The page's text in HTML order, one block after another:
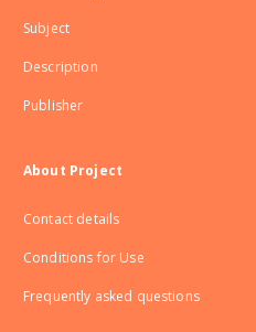
Subject
Description
Publisher
About Project
Contact details
Conditions for Use
Frequently asked questions